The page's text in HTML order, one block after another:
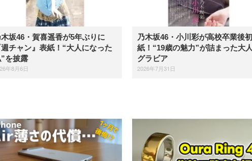
木坂46・賀喜遥香が5年ぶりに
週チャン』表紙！“大人になった
を披露
年8月6日
乃木坂46・小川彩が高校卒業後
紙！“19歳の魅力”が詰まった大
グラビア
2026年7月31日